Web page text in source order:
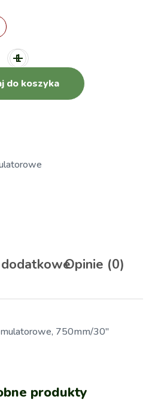
do koszyka
Opinie (0)
750mm/30″
produkty